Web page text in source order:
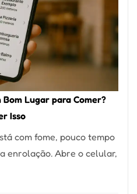
onde
encontrar
e
como
reservar
em
São
Lugar para Comer?
Isso
com fome, pouco tempo
enrolação. Abre o celular,